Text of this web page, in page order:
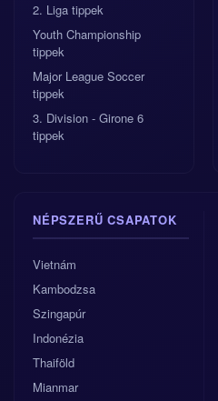
2. Liga tippek
Youth Championship
tippek
Major League Soccer
tippek
3. Division - Girone 6
tippek
NÉPSZERŰ CSAPATOK
Vietnám
Kambodzsa
Szingapúr
Indonézia
Thaiföld
Mianmar